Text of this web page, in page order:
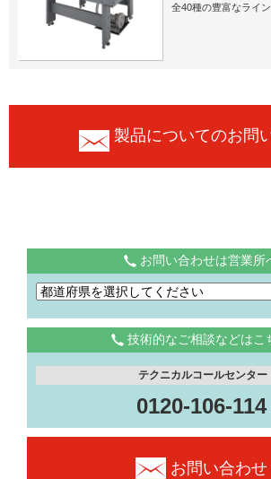
全40種の豊富なライ
製品についてのお問
お問い合わせは営業所
技術的なご相談などはこ
テクニカルコールセンター
0120-106-114
お問い合わせ